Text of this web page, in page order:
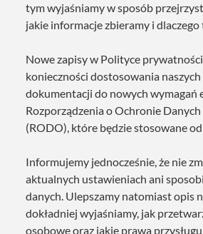
tym wyjaśniamy w sposób
jakie informacje zbieramy i
Nowe zapisy w Polityce
konieczności dostosowania naszych
dokumentacji do nowych wymagań
Rozporządzenia o Ochronie
(RODO), które będzie stosowane
Informujemy jednocześnie, że nie
aktualnych ustawieniach ani
danych. Ulepszamy natomiast opis
dokładniej wyjaśniamy, jak
osobowe oraz jakie prawa